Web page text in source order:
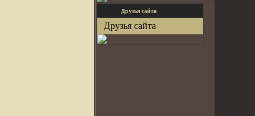
Друзья сайта
Друзья сайта